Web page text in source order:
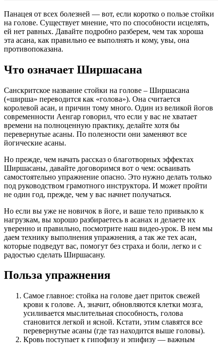
Панацея от всех болезней — вот, если коротко о пользе стойки
на голове. Существует мнение, что по способности исцелять,
ей нет равных. Давайте подробно разберем, чем так хороша
эта асана, как правильно ее выполнять и кому, увы, она
противопоказана.
Что означает Ширшасана
Санскритское название стойки на голове – Ширшасана
(«ширша» переводится как «голова»). Она считается
королевой асан, и причин тому много. Один из великой йогов
современности Аенгар говорил, что если у вас не хватает
времени на полноценную практику, делайте хотя бы
перевернутые асаны. По полезности они заменяют все
йогические асаны.
Но прежде, чем начать рассказ о благотворных эффектах
Ширшасаны, давайте договоримся вот о чем: осваивать
самостоятельно упражнение опасно. Это нужно делать только
под руководством грамотного инструктора. И может пройти
не один год, прежде, чем у вас начнет получаться.
Но если вы уже не новичок в йоге, и ваше тело привыкло к
нагрузкам, вы хорошо разбираетесь в асанах и делаете их
уверенно и правильно, посмотрите наш видео-урок. В нем мы
даем технику выполнения упражнения, а так же тех асан,
которые подведут вас, помогут без страха и боли, легко и с
радостью сделать Ширшасану.
Польза упражнения
Самое главное: стойка на голове дает приток свежей
крови к голове. А, значит, обновляются клетки мозга,
усиливается мыслительная способность, голова
становится легкой и ясной. Кстати, этим славятся все
перевернутые асаны (где таз находится выше головы).
Кровь поступает к гипофизу и эпифизу — важным